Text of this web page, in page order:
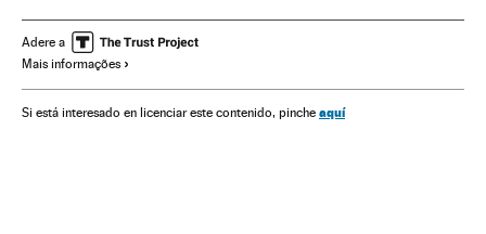
AGU Indígenas Índios americanos
Partidos conservadores
Associações políticas Presidente Brasil
Adere a
Mais informações
Si está interesado en licenciar este contenido, pinche aquí